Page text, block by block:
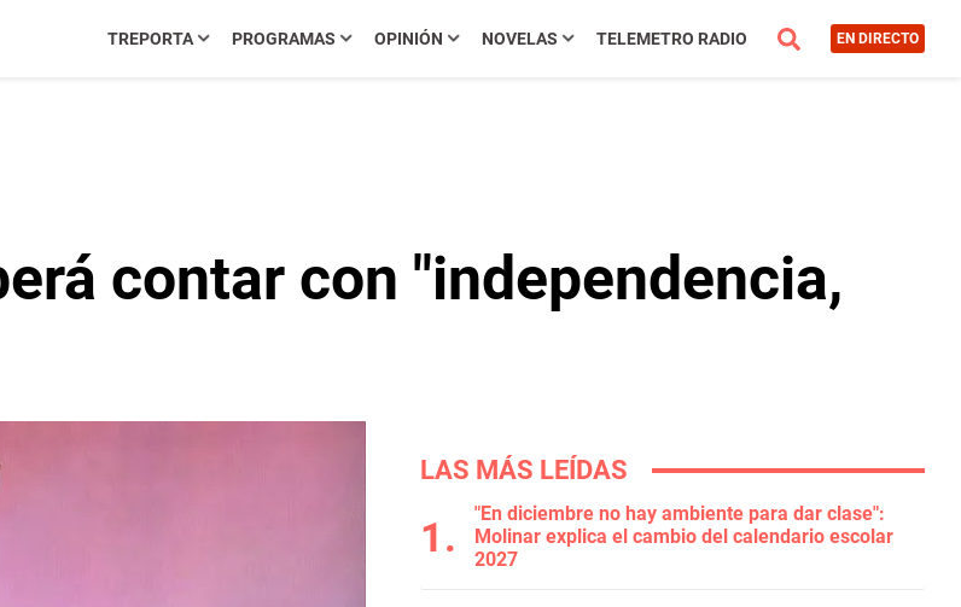
TREPORTA PROGRAMAS OPINIÓN NOVELAS TELEMETRO RADIO EN DIRECTO
contar con "independencia,
LAS MÁS LEÍDAS
"En diciembre no hay ambiente para dar clase":
Molinar explica el cambio del calendario escolar
2027